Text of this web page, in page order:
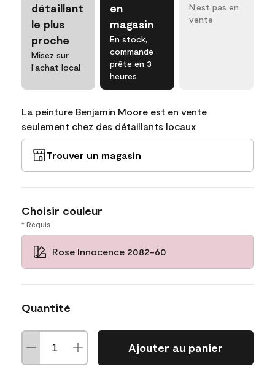
détaillant
le plus
proche
Misez sur
l’achat local
en
magasin
En stock,
commande
prête en 3
heures
N’est pas en
vente
La peinture Benjamin Moore est en vente
seulement chez des détaillants locaux
Trouver un magasin
Choisir couleur
* Requis
Rose Innocence 2082-60
Quantité
Ajouter au panier